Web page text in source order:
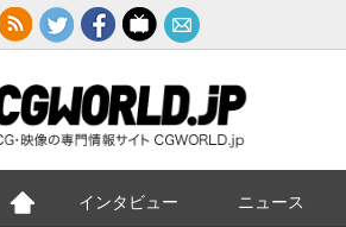
インタビュー ニュース